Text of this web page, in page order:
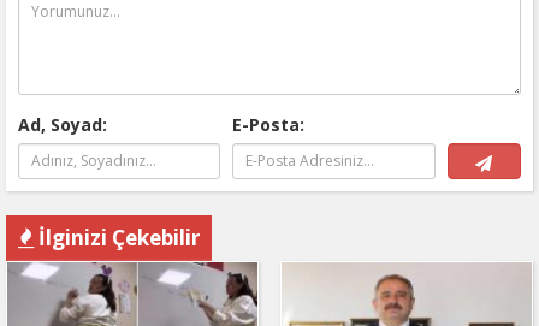
Ad, Soyad: E-Posta:
İlginizi Çekebilir